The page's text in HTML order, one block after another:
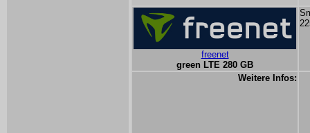
freenet
green LTE 280 GB
Weitere Infos: